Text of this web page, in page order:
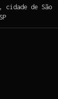
cidade de São